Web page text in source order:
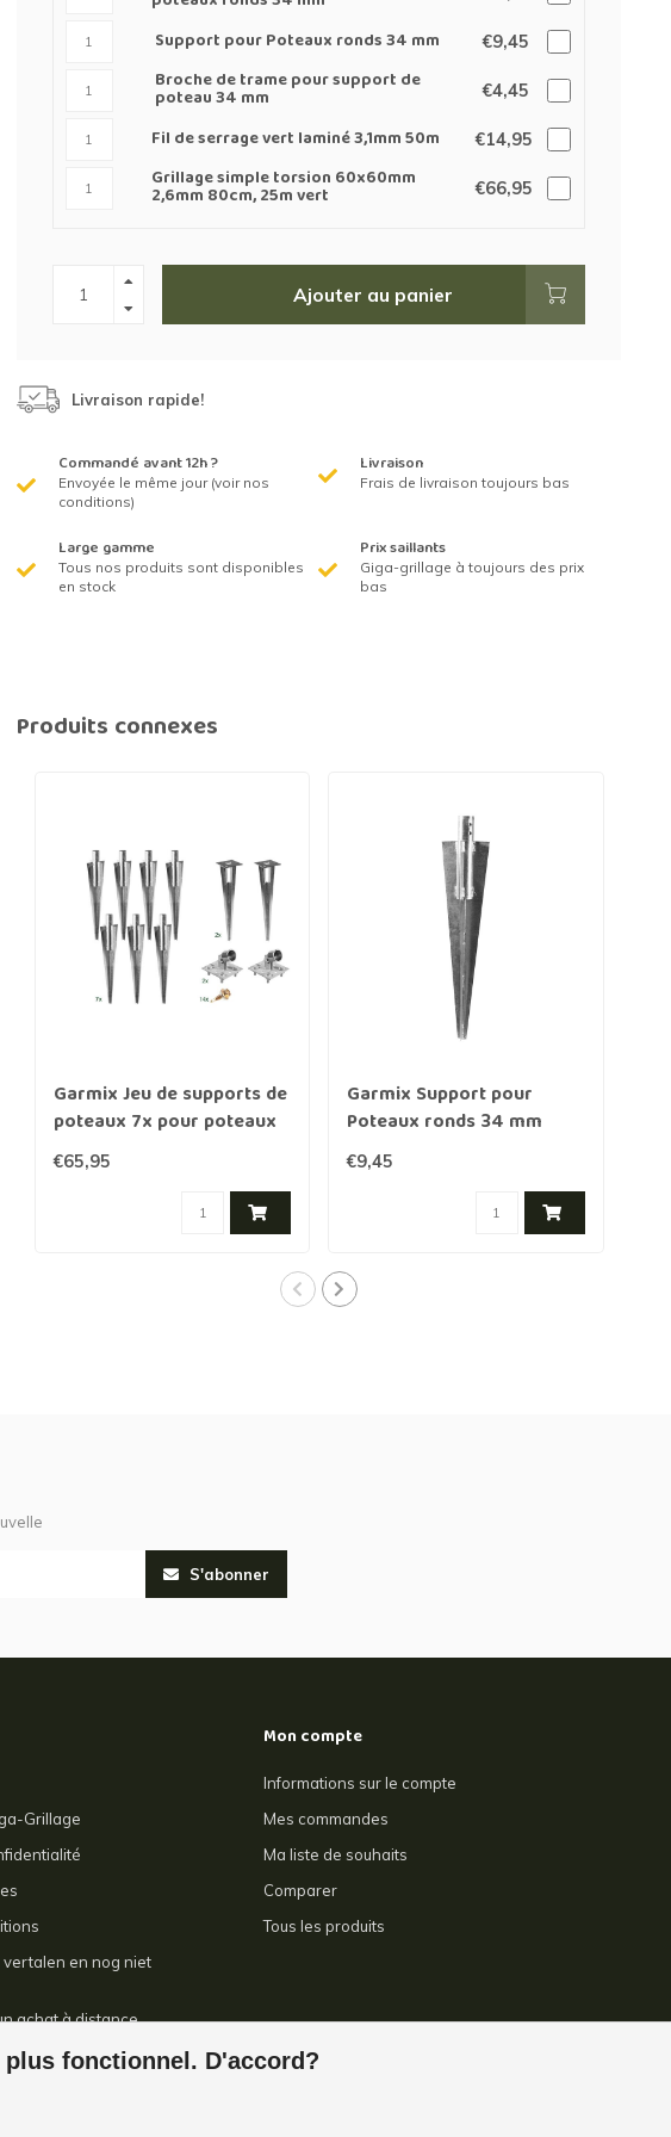
Support pour Poteaux ronds 34 mm €9,45
Broche de trame pour support de
poteau 34 mm €4,45
Fil de serrage vert laminé 3,1mm 50m €14,95
Grillage simple torsion 60x60mm
2,6mm 80cm, 25m vert €66,95
Ajouter au panier
Livraison rapide!
Commandé avant 12h ?
Envoyée le même jour (voir nos
conditions)
Livraison
Frais de livraison toujours bas
Large gamme
Tous nos produits sont disponibles
en stock
Prix saillants
Giga-grillage à toujours des prix
bas
Produits connexes
Garmix Jeu de supports de
poteaux 7x pour poteaux
ronds 34 mm
€65,95
Garmix Support pour
Poteaux ronds 34 mm
€9,45
fonctionnel. D'accord?
S'abonner
Grillage
en nog niet
achat à distance
Mon compte
Informations sur le compte
Mes commandes
Ma liste de souhaits
Comparer
Tous les produits